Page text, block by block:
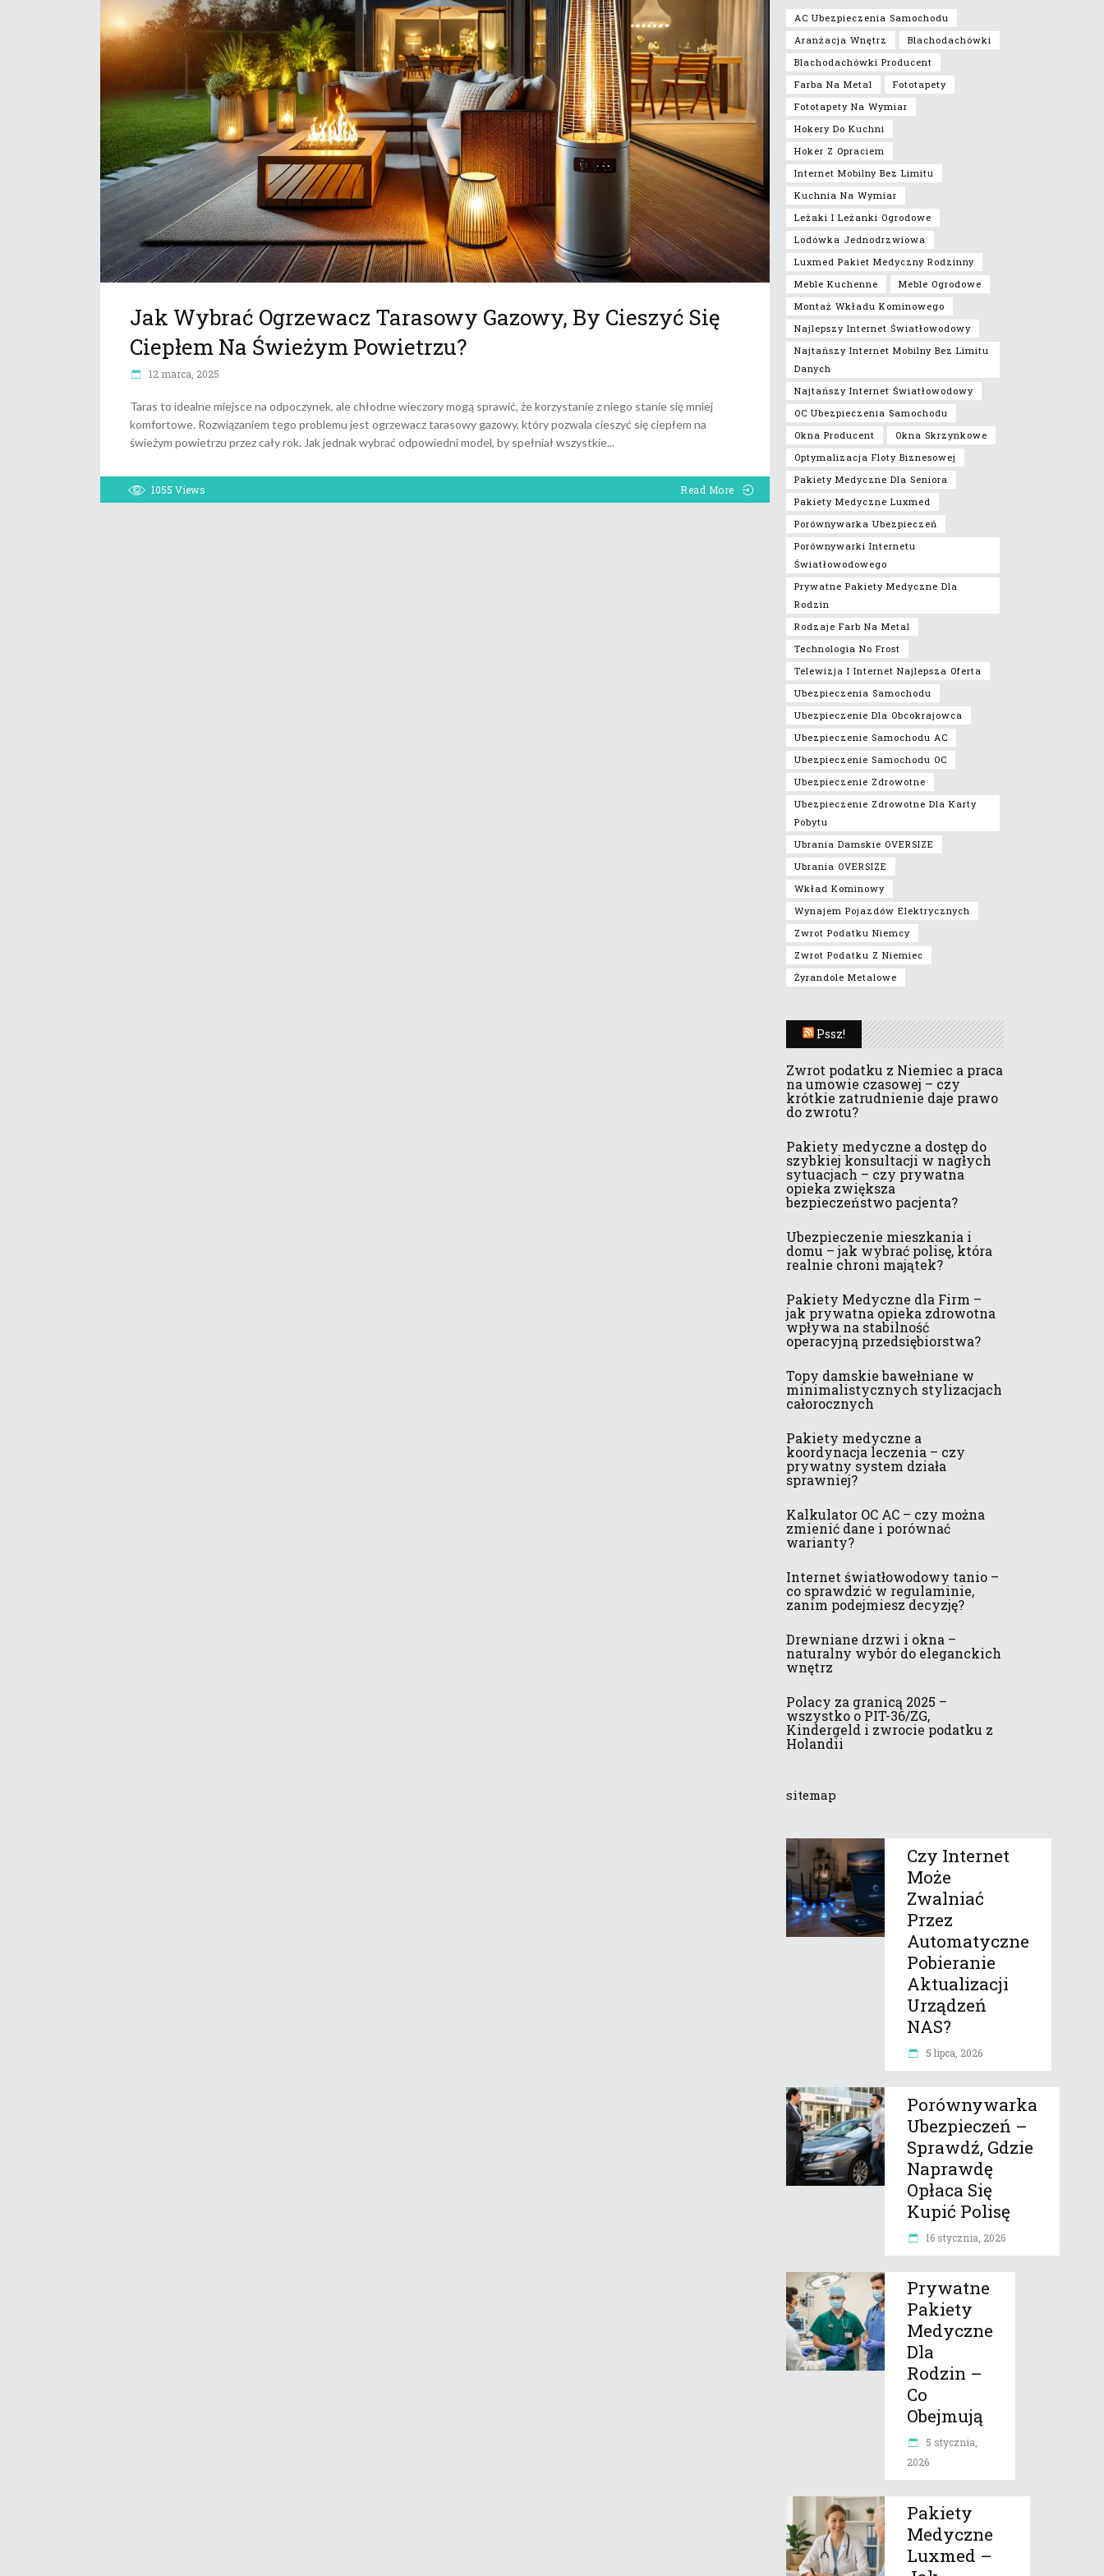
Jak Wybrać Ogrzewacz Tarasowy Gazowy, By Cieszyć Się
Ciepłem Na Świeżym Powietrzu?
12 marca, 2025
Taras to idealne miejsce na odpoczynek, ale chłodne wieczory mogą sprawić, że korzystanie z niego stanie się mniej
komfortowe. Rozwiązaniem tego problemu jest ogrzewacz tarasowy gazowy, który pozwala cieszyć się ciepłem na
świeżym powietrzu przez cały rok. Jak jednak wybrać odpowiedni model, by spełniał wszystkie
1055 Views Read More
AC Ubezpieczenia Samochodu
Aranżacja Wnętrz
Blachodachówki
Blachodachówki Producent
Farba Na Metal
Fototapety
Fototapety Na Wymiar
Hokery Do Kuchni
Hoker Z Opraciem
Internet Mobilny Bez Limitu
Kuchnia Na Wymiar
Leżaki I Leżanki Ogrodowe
Lodówka Jednodrzwiowa
Luxmed Pakiet Medyczny Rodzinny
Meble Kuchenne
Meble Ogrodowe
Montaż Wkładu Kominowego
Najlepszy Internet Światłowodowy
Najtańszy Internet Mobilny Bez Limitu
Danych
Najtańszy Internet Światłowodowy
OC Ubezpieczenia Samochodu
Okna Producent
Okna Skrzynkowe
Optymalizacja Floty Biznesowej
Pakiety Medyczne Dla Seniora
Pakiety Medyczne Luxmed
Porównywarka Ubezpieczeń
Porównywarki Internetu
Światłowodowego
Prywatne Pakiety Medyczne Dla
Rodzin
Rodzaje Farb Na Metal
Technologia No Frost
Telewizja I Internet Najlepsza Oferta
Ubezpieczenia Samochodu
Ubezpieczenie Dla Obcokrajowca
Ubezpieczenie Samochodu AC
Ubezpieczenie Samochodu OC
Ubezpieczenie Zdrowotne
Ubezpieczenie Zdrowotne Dla Karty
Pobytu
Ubrania Damskie OVERSIZE
Ubrania OVERSIZE
Wkład Kominowy
Wynajem Pojazdów Elektrycznych
Zwrot Podatku Niemcy
Zwrot Podatku Z Niemiec
Żyrandole Metalowe
Pssz!
Zwrot podatku z Niemiec a praca
na umowie czasowej – czy
krótkie zatrudnienie daje prawo
do zwrotu?
Pakiety medyczne a dostęp do
szybkiej konsultacji w nagłych
sytuacjach – czy prywatna
opieka zwiększa
bezpieczeństwo pacjenta?
Ubezpieczenie mieszkania i
domu – jak wybrać polisę, która
realnie chroni majątek?
Pakiety Medyczne dla Firm –
jak prywatna opieka zdrowotna
wpływa na stabilność
operacyjną przedsiębiorstwa?
Topy damskie bawełniane w
minimalistycznych stylizacjach
całorocznych
Pakiety medyczne a
koordynacja leczenia – czy
prywatny system działa
sprawniej?
Kalkulator OC AC – czy można
zmienić dane i porównać
warianty?
Internet światłowodowy tanio –
co sprawdzić w regulaminie,
zanim podejmiesz decyzję?
Drewniane drzwi i okna –
naturalny wybór do eleganckich
wnętrz
Polacy za granicą 2025 –
wszystko o PIT-36/ZG,
Kindergeld i zwrocie podatku z
Holandii
sitemap
Czy Internet
Może
Zwalniać
Przez
Automatyczne
Pobieranie
Aktualizacji
Urządzeń
NAS?
5 lipca, 2026
Porównywarka
Ubezpieczeń –
Sprawdź, Gdzie
Naprawdę
Opłaca Się
Kupić Polisę
16 stycznia, 2026
Prywatne
Pakiety
Medyczne
Dla
Rodzin –
Co
Obejmują
5 stycznia,
2026
Pakiety
Medyczne
Luxmed –